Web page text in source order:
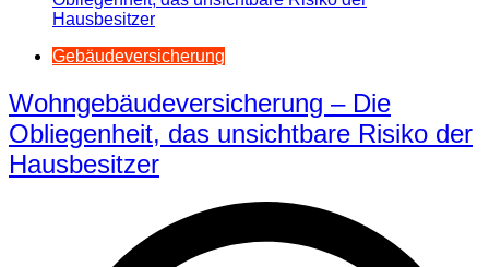
Gebäudeversicherung
Wohngebäudeversicherung – Die
Obliegenheit, das unsichtbare Risiko der
Hausbesitzer